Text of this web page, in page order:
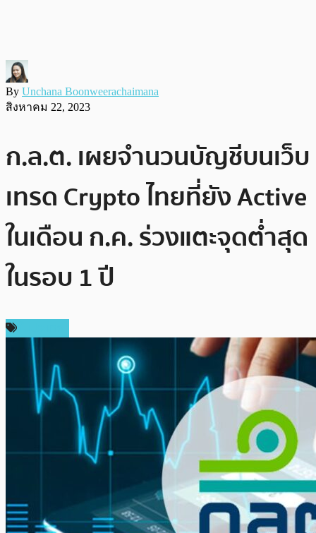
By Unchana Boonweerachaimana
สิงหาคม 22, 2023
ก.ล.ต. เผยจำนวนบัญชีบนเว็บ
เทรด Crypto ไทยที่ยัง Active
ในเดือน ก.ค. ร่วงแตะจุดต่ำสุด
ในรอบ 1 ปี